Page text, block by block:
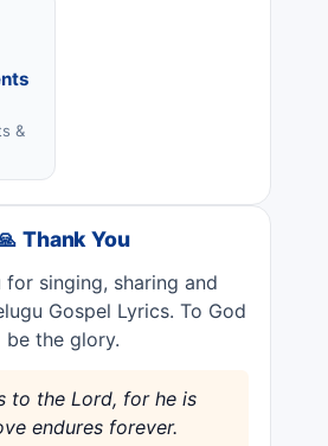
&
Thank You
for singing, sharing and
Gospel Lyrics. To God
be the glory.
to the Lord, for he is
endures forever.